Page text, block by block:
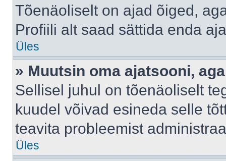
Tõenäoliselt on ajad õiged,
Profiili alt saad sättida enda
Üles
» Muutsin oma ajatsooni,
Sellisel juhul on tõenäoliselt
kuudel võivad esineda selle
teavita probleemist
Üles